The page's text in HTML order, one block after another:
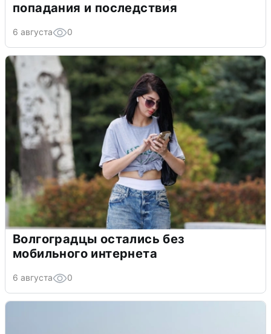
попадания и последствия
6 августа 0
Волгоградцы остались без
мобильного интернета
6 августа 0